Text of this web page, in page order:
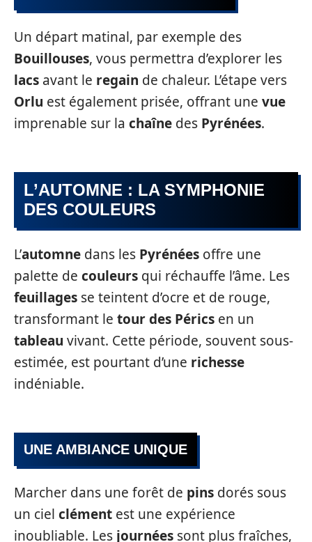
Un départ matinal, par exemple des
Bouillouses, vous permettra d’explorer les
lacs avant le regain de chaleur. L’étape vers
Orlu est également prisée, offrant une vue
imprenable sur la chaîne des Pyrénées.
L’AUTOMNE : LA SYMPHONIE
DES COULEURS
L’automne dans les Pyrénées offre une
palette de couleurs qui réchauffe l’âme. Les
feuillages se teintent d’ocre et de rouge,
transformant le tour des Pérics en un
tableau vivant. Cette période, souvent sous-
estimée, est pourtant d’une richesse
indéniable.
UNE AMBIANCE UNIQUE
Marcher dans une forêt de pins dorés sous
un ciel clément est une expérience
inoubliable. Les journées sont plus fraîches,